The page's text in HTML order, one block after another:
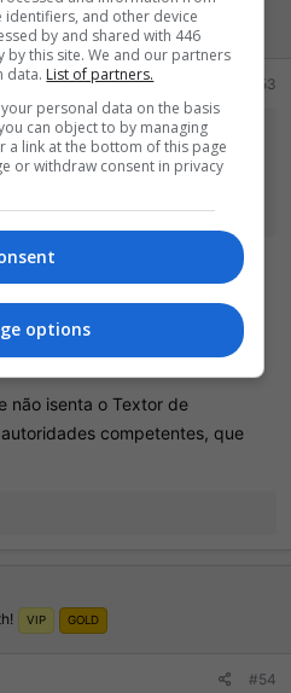
#53
foi tudo armado para o Palmeiras
se beneficiou das
pro Palmeiras ganhar ou que
não isenta o Textor de
competentes, que
VIP GOLD
#54
identifiers, and other device
by and shared with 446
by this site. We and our partners
data. List of partners.
personal data on the basis
can object to by managing
link at the bottom of this page
or withdraw consent in privacy
options